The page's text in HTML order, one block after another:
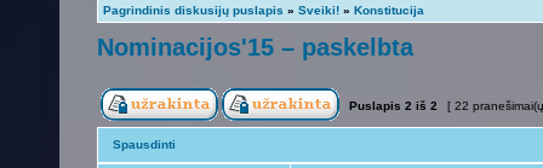
Pagrindinis diskusijų puslapis » Sveiki! » Konstitucija
Nominacijos'15 – paskelbta
Puslapis 2 iš 2 [ 22
Spausdinti